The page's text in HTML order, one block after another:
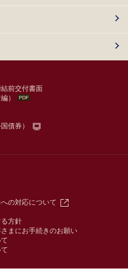
前交付書面
）
債券）
の対応について
方針
まにお手続きのお願い